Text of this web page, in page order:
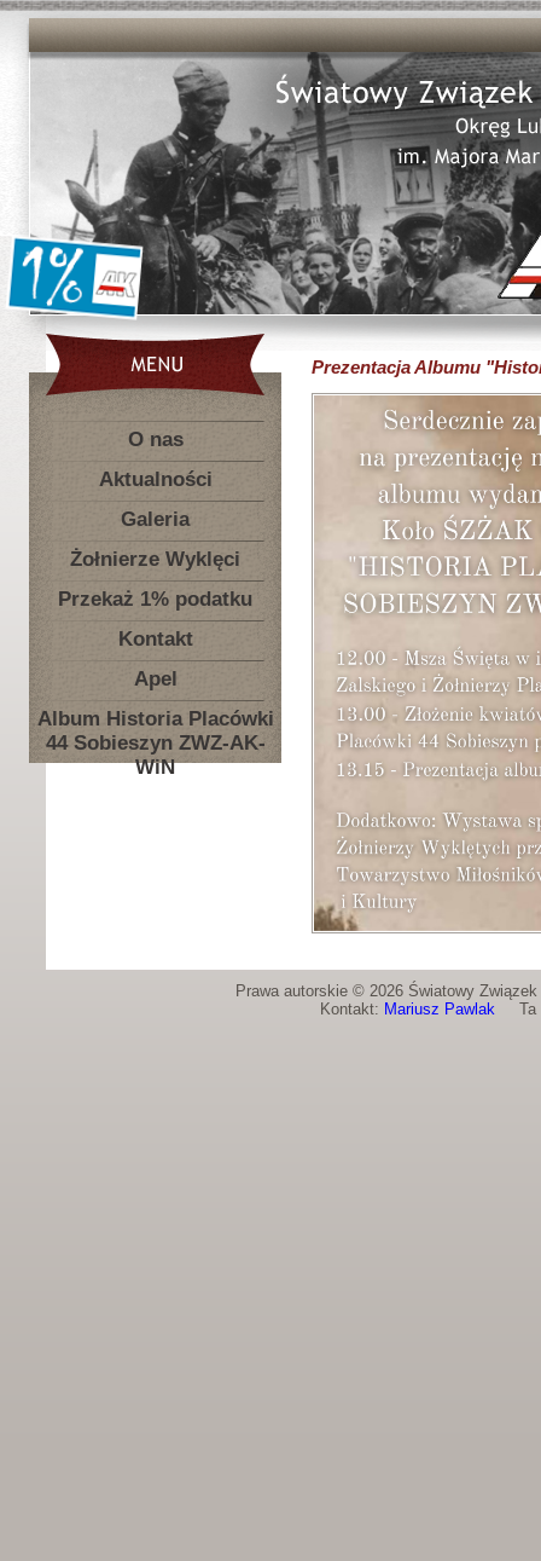
O nas
Aktualności
Galeria
Żołnierze Wyklęci
Przekaż 1% podatku
Kontakt
Apel
Album Historia Placówki
44 Sobieszyn ZWZ-AK-
WiN
Prezentacja Albumu
Prawa autorskie © 2026 Światowy
Kontakt: Mariusz PawlakTa